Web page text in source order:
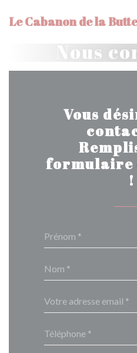
Le Cabanon de la Butte
Nous
Vous
formulaire
!